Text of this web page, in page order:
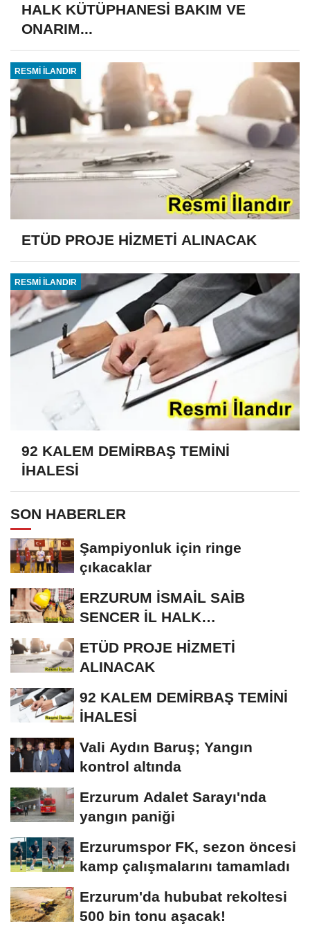
HALK KÜTÜPHANESİ BAKIM VE
ONARIM...
RESMİ İLANDIR
ETÜD PROJE HİZMETİ ALINACAK
RESMİ İLANDIR
92 KALEM DEMİRBAŞ TEMİNİ
İHALESİ
SON HABERLER
Şampiyonluk için ringe
çıkacaklar
ERZURUM İSMAİL SAİB
SENCER İL HALK
KÜTÜPHANESİ BAKIM VE
ONARIM...
ETÜD PROJE HİZMETİ
ALINACAK
92 KALEM DEMİRBAŞ TEMİNİ
İHALESİ
Vali Aydın Baruş; Yangın
kontrol altında
Erzurum Adalet Sarayı'nda
yangın paniği
Erzurumspor FK, sezon öncesi
kamp çalışmalarını tamamladı
Erzurum'da hububat rekoltesi
500 bin tonu aşacak!